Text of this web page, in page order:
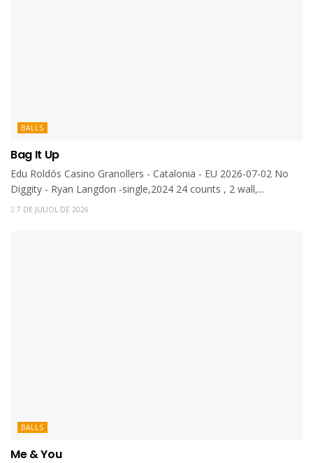
BALLS
Bag It Up
Edu Roldós Casino Granollers - Catalonia - EU 2026-07-02 No
Diggity - Ryan Langdon -single,2024 24 counts , 2 wall,...
7 DE JULIOL DE 2026
BALLS
Me & You